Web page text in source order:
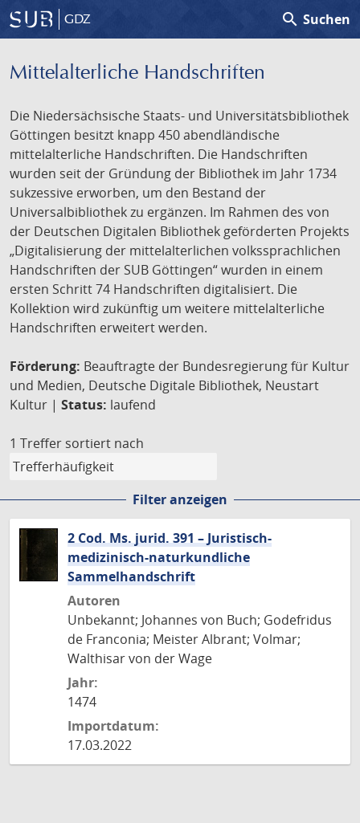
GDZ search Suchen
Mittelalterliche Handschriften
Die Niedersächsische Staats- und Universitätsbibliothek
Göttingen besitzt knapp 450 abendländische
mittelalterliche Handschriften. Die Handschriften
wurden seit der Gründung der Bibliothek im Jahr 1734
sukzessive erworben, um den Bestand der
Universalbibliothek zu ergänzen. Im Rahmen des von
der Deutschen Digitalen Bibliothek geförderten Projekts
„Digitalisierung der mittelalterlichen volkssprachlichen
Handschriften der SUB Göttingen“ wurden in einem
ersten Schritt 74 Handschriften digitalisiert. Die
Kollektion wird zukünftig um weitere mittelalterliche
Handschriften erweitert werden.
Förderung: Beauftragte der Bundesregierung für Kultur
und Medien, Deutsche Digitale Bibliothek, Neustart
Kultur | Status: laufend
1 Treffer sortiert nach
Filter anzeigen
2 Cod. Ms. jurid. 391 – Juristisch-
medizinisch-naturkundliche
Sammelhandschrift
Autoren
Unbekannt; Johannes von Buch; Godefridus
de Franconia; Meister Albrant; Volmar;
Walthisar von der Wage
Jahr:
1474
Importdatum:
17.03.2022